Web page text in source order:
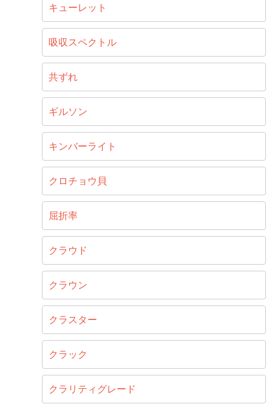
キューレット
吸収スペクトル
共ずれ
ギルソン
キンバーライト
クロチョウ貝
屈折率
クラウド
クラウン
クラスター
クラック
クラリティグレード